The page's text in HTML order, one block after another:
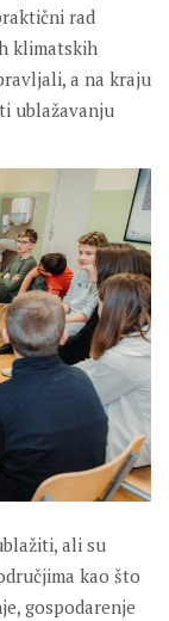
rad
klimatskih
a na kraju
ublažavanju
ali su
kao što
gospodarenje